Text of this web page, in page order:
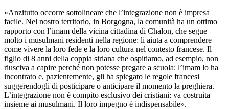
«Anzitutto occorre sottolineare che l’integrazione non è impresa
facile. Nel nostro territorio, in Borgogna, la comunità ha un ottimo
rapporto con l’imam della vicina cittadina di Chalon, che segue
molto i musulmani residenti nella regione: li aiuta a comprendere
come vivere la loro fede e la loro cultura nel contesto francese. Il
figlio di 8 anni della coppia siriana che ospitiamo, ad esempio, non
riusciva a capire perché non potesse pregare a scuola: l’imam lo ha
incontrato e, pazientemente, gli ha spiegato le regole francesi
suggerendogli di posticipare o anticipare il momento la preghiera.
L’integrazione non è compito esclusivo dei cristiani: va costruita
insieme ai musulmani. Il loro impegno è indispensabile».